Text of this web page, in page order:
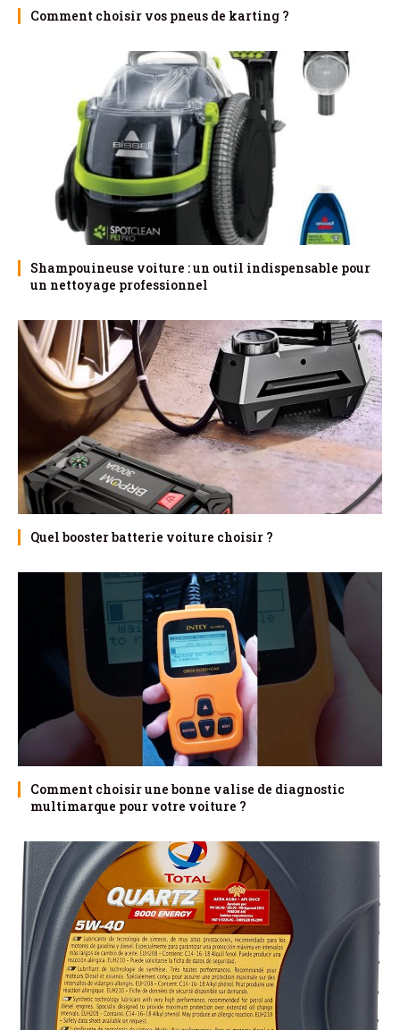
Comment choisir vos pneus de karting ?
Shampouineuse voiture : un outil indispensable pour
un nettoyage professionnel
Quel booster batterie voiture choisir ?
Comment choisir une bonne valise de diagnostic
multimarque pour votre voiture ?